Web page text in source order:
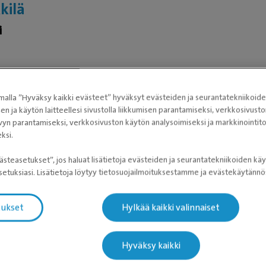
lisensiaatiksi keväällä 2019, praktiikkaoikeudet
ennen hän toimi vakituisena päivystäjänä
Anni on toiminut kunnaneläinlääkärin sijaisena sekä
akuutti- ja tehohoito sekä sisätaudit.
eläinlääketieteellinen tiedekunta, 2019
”Hyväksy kaikki evästeet” hyväksyt evästeiden ja
ja käytön laitteellesi sivustolla liikkumisen parantamiseksi,
parantamiseksi, verkkosivuston käytön analysoimiseksi ja
jos haluat lisätietoja evästeiden ja seurantatekniikoiden
Lisätietoja löytyy tietosuojailmoituksestamme ja
Hylkää kaikki valinnaiset
Hyväksy kaikki